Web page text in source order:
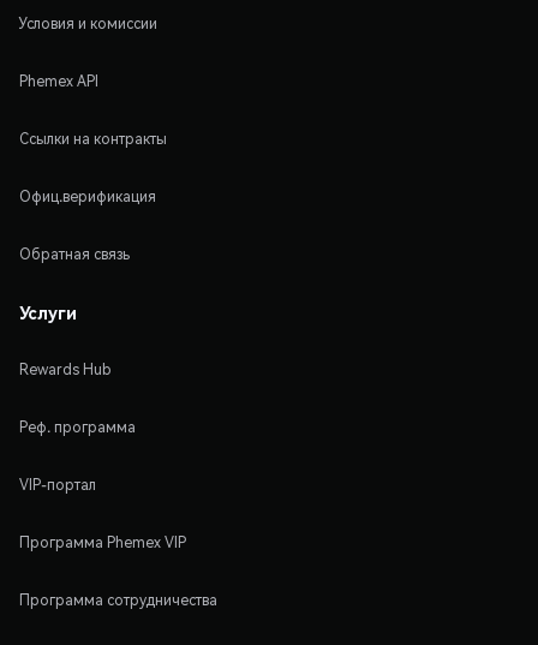
Условия и комиссии
Phemex API
Ссылки на контракты
Офиц.верификация
Обратная связь
Услуги
Rewards Hub
Реф. программа
VIP-портал
Программа Phemex VIP
Программа сотрудничества